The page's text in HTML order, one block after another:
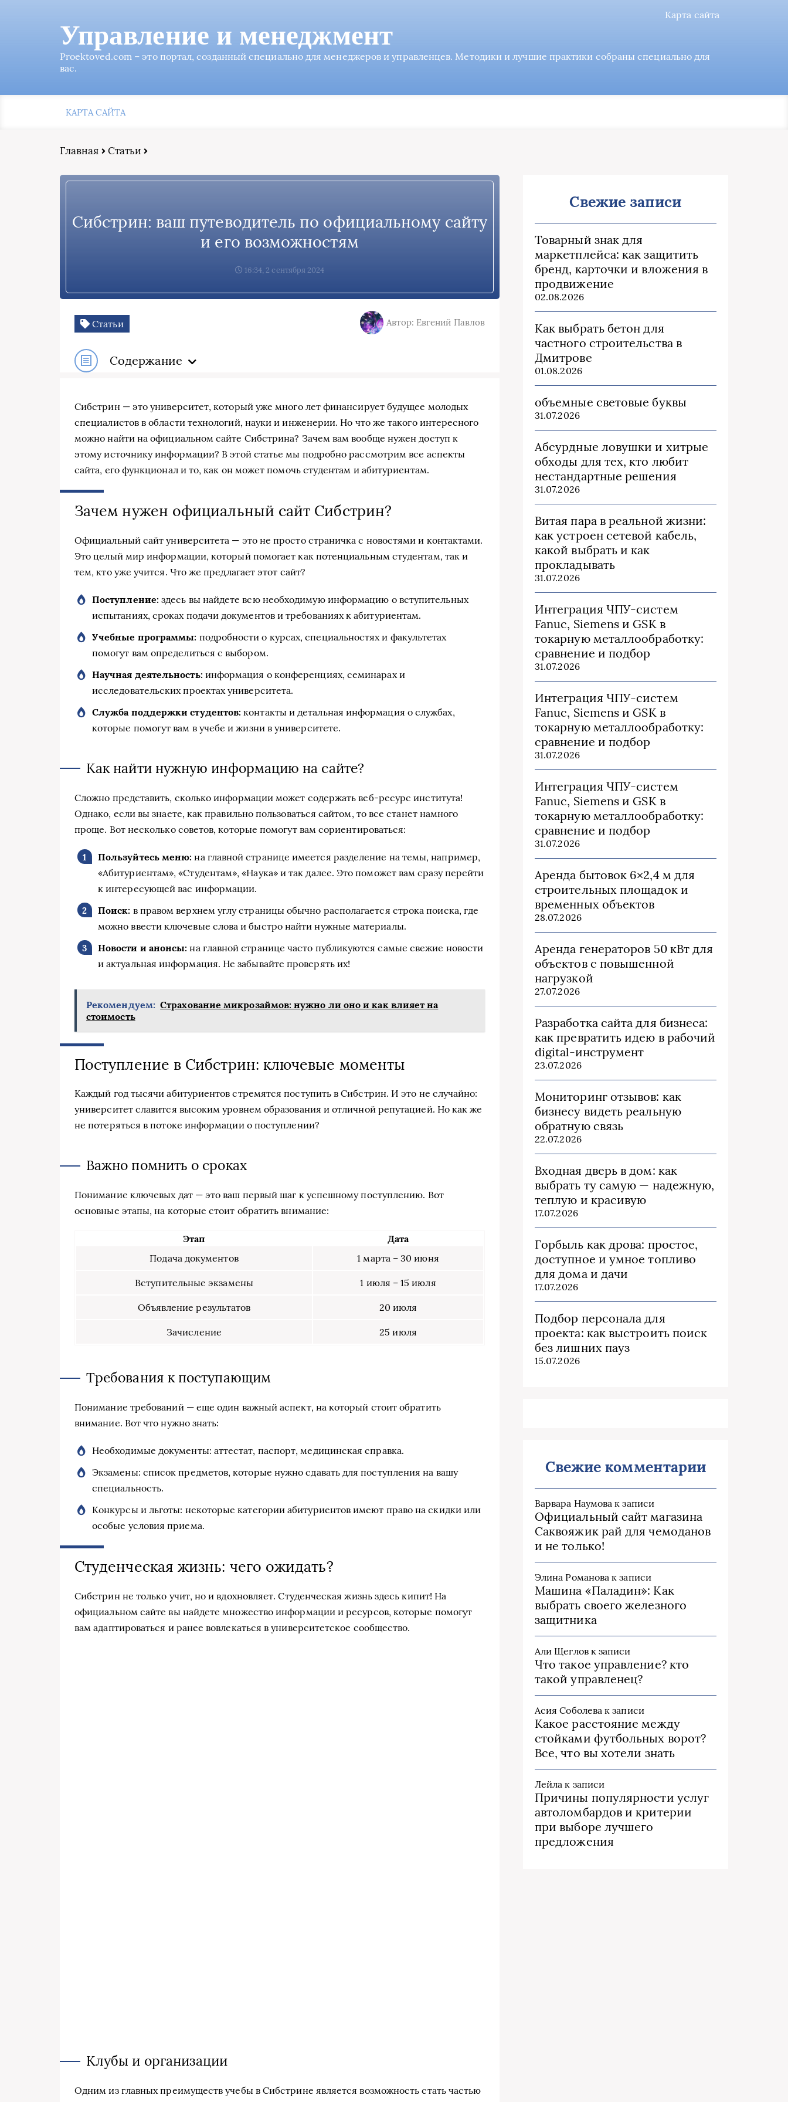
Карта сайта
Управление и менеджмент
Proektoved.com – это портал, созданный специально для менеджеров и управленцев. Методики и лучшие практики собраны специально для
вас.
КАРТА САЙТА
Главная Статьи
Сибстрин: ваш путеводитель по официальному сайту
и его возможностям
16:34, 2 сентября 2024
Статьи Автор: Евгений Павлов
Содержание
Сибстрин — это университет, который уже много лет финансирует будущее молодых
специалистов в области технологий, науки и инженерии. Но что же такого интересного
можно найти на официальном сайте Сибстрина? Зачем вам вообще нужен доступ к
этому источнику информации? В этой статье мы подробно рассмотрим все аспекты
сайта, его функционал и то, как он может помочь студентам и абитуриентам.
Зачем нужен официальный сайт Сибстрин?
Официальный сайт университета — это не просто страничка с новостями и контактами.
Это целый мир информации, который помогает как потенциальным студентам, так и
тем, кто уже учится. Что же предлагает этот сайт?
Поступление: здесь вы найдете всю необходимую информацию о вступительных
испытаниях, сроках подачи документов и требованиях к абитуриентам.
Учебные программы: подробности о курсах, специальностях и факультетах
помогут вам определиться с выбором.
Научная деятельность: информация о конференциях, семинарах и
исследовательских проектах университета.
Служба поддержки студентов: контакты и детальная информация о службах,
которые помогут вам в учебе и жизни в университете.
Как найти нужную информацию на сайте?
Сложно представить, сколько информации может содержать веб-ресурс института!
Однако, если вы знаете, как правильно пользоваться сайтом, то все станет намного
проще. Вот несколько советов, которые помогут вам сориентироваться:
Пользуйтесь меню: на главной странице имеется разделение на темы, например,
«Абитуриентам», «Студентам», «Наука» и так далее. Это поможет вам сразу перейти
к интересующей вас информации.
Поиск: в правом верхнем углу страницы обычно располагается строка поиска, где
можно ввести ключевые слова и быстро найти нужные материалы.
Новости и анонсы: на главной странице часто публикуются самые свежие новости
и актуальная информация. Не забывайте проверять их!
Рекомендуем: Страхование микрозаймов: нужно ли оно и как влияет на
стоимость
Поступление в Сибстрин: ключевые моменты
Каждый год тысячи абитуриентов стремятся поступить в Сибстрин. И это не случайно:
университет славится высоким уровнем образования и отличной репутацией. Но как же
не потеряться в потоке информации о поступлении?
Важно помнить о сроках
Понимание ключевых дат — это ваш первый шаг к успешному поступлению. Вот
основные этапы, на которые стоит обратить внимание:
Этап
Дата
Подача документов
1 марта – 30 июня
Вступительные экзамены 1 июля – 15 июля
Объявление результатов 20 июля
Зачисление 25 июля
Требования к поступающим
Понимание требований — еще один важный аспект, на который стоит обратить
внимание. Вот что нужно знать:
Необходимые документы: аттестат, паспорт, медицинская справка.
Экзамены: список предметов, которые нужно сдавать для поступления на вашу
специальность.
Конкурсы и льготы: некоторые категории абитуриентов имеют право на скидки или
особые условия приема.
Студенческая жизнь: чего ожидать?
Сибстрин не только учит, но и вдохновляет. Студенческая жизнь здесь кипит! На
официальном сайте вы найдете множество информации и ресурсов, которые помогут
вам адаптироваться и ранее вовлекаться в университетское сообщество.
Клубы и организации
Одним из главных преимуществ учебы в Сибстрине является возможность стать частью
Свежие записи
Товарный знак для
маркетплейса: как защитить
бренд, карточки и вложения в
продвижение
02.08.2026
Как выбрать бетон для
частного строительства в
Дмитрове
01.08.2026
объемные световые буквы
31.07.2026
Абсурдные ловушки и хитрые
обходы для тех, кто любит
нестандартные решения
31.07.2026
Витая пара в реальной жизни:
как устроен сетевой кабель,
какой выбрать и как
прокладывать
31.07.2026
Интеграция ЧПУ-систем
Fanuc, Siemens и GSK в
токарную металлообработку:
сравнение и подбор
31.07.2026
Интеграция ЧПУ-систем
Fanuc, Siemens и GSK в
токарную металлообработку:
сравнение и подбор
31.07.2026
Интеграция ЧПУ-систем
Fanuc, Siemens и GSK в
токарную металлообработку:
сравнение и подбор
31.07.2026
Аренда бытовок 6×2,4 м для
строительных площадок и
временных объектов
28.07.2026
Аренда генераторов 50 кВт для
объектов с повышенной
нагрузкой
27.07.2026
Разработка сайта для бизнеса:
как превратить идею в рабочий
digital-инструмент
23.07.2026
Мониторинг отзывов: как
бизнесу видеть реальную
обратную связь
22.07.2026
Входная дверь в дом: как
выбрать ту самую — надежную,
теплую и красивую
17.07.2026
Горбыль как дрова: простое,
доступное и умное топливо
для дома и дачи
17.07.2026
Подбор персонала для
проекта: как выстроить поиск
без лишних пауз
15.07.2026
Свежие комментарии
Варвара Наумова к записи
Официальный сайт магазина
Саквояжик рай для чемоданов
и не только!
Элина Романова к записи
Машина «Паладин»: Как
выбрать своего железного
защитника
Али Щегловк записи
Что такое управление? кто
такой управленец?
Асия Соболева к записи
Какое расстояние между
стойками футбольных ворот?
Все, что вы хотели знать
Лейла к записи
Причины популярности услуг
автоломбардов и критерии
при выборе лучшего
предложения